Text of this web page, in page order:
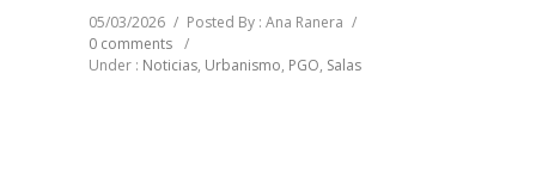
05/03/2026 / Posted By : Ana Ranera /
0 comments /
Under : Noticias, Urbanismo, PGO, Salas